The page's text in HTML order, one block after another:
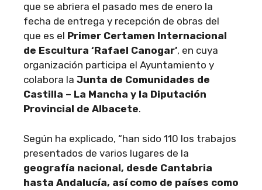
que se abriera el pasado mes de enero la
fecha de entrega y recepción de obras del
que es el Primer Certamen Internacional
de Escultura ‘Rafael Canogar’, en cuya
organización participa el Ayuntamiento y
colabora la Junta de Comunidades de
Castilla – La Mancha y la Diputación
Provincial de Albacete.
Según ha explicado, “han sido 110 los trabajos
presentados de varios lugares de la
geografía nacional, desde Cantabria
hasta Andalucía, así como de países como